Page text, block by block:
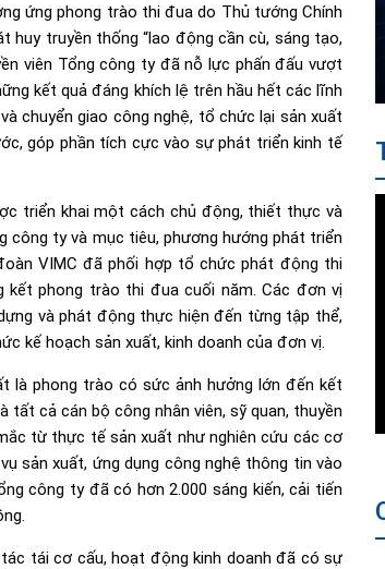
ứng phong trào thi đua do Thủ tướng Chính
huy truyền thống “lao động cần cù, sáng tạo,
viên Tổng công ty đã nỗ lực phấn đấu vượt
kết quả đáng khích lệ trên hầu hết các lĩnh
chuyển giao công nghệ, tổ chức lại sản xuất
góp phần tích cực vào sự phát triển kinh tế
triển khai một cách chủ động, thiết thực và
công ty và mục tiêu, phương hướng phát triển
VIMC đã phối hợp tổ chức phát động thi
phong trào thi đua cuối năm. Các đơn vị
và phát động thực hiện đến từng tập thể,
kế hoạch sản xuất, kinh doanh của đơn vị.
là phong trào có sức ảnh hưởng lớn đến kết
cả cán bộ công nhân viên, sỹ quan, thuyền
từ thực tế sản xuất như nghiên cứu các cơ
sản xuất, ứng dụng công nghệ thông tin vào
công ty đã có hơn 2.000 sáng kiến, cải tiến
tái cơ cấu, hoạt động kinh doanh đã có sự